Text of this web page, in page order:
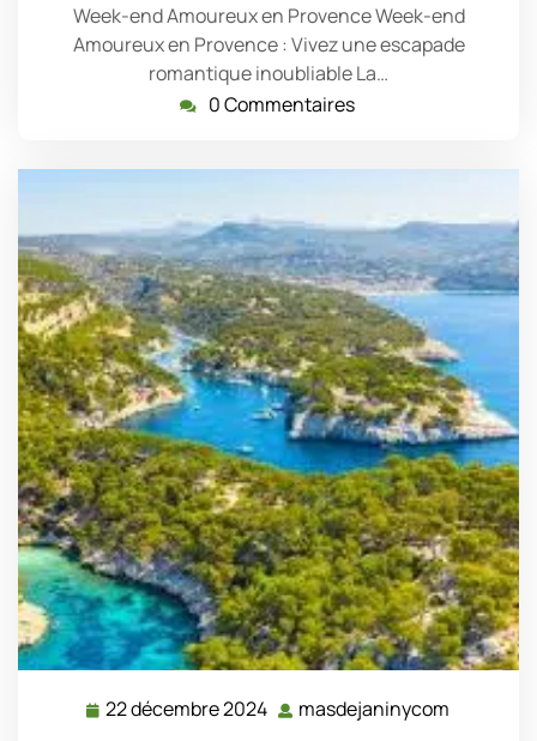
Week-end Amoureux en Provence Week-end
Amoureux en Provence : Vivez une escapade
romantique inoubliable La…
0 Commentaires
22 décembre 2024 22 masdejaninycom